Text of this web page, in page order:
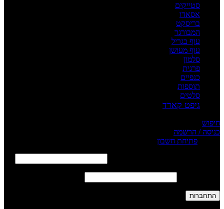
סטייקים
אסאדו
בריסקט
המבורגר
עוף בגריל
עוף מעושן
סלמון
פרגית
כנפיים
תוספות
סלטים
גיפט קארד
חיפוש
כניסה / הרשמה
פתיחת חשבון
התחברות